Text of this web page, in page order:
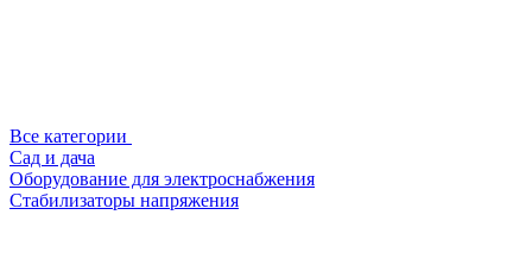
Все категории
Сад и дача
Оборудование для электроснабжения
Стабилизаторы напряжения